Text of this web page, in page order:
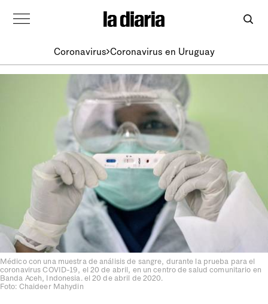
Coronavirus Coronavirus en Uruguay
Médico con una muestra de análisis de sangre, durante la prueba para el
coronavirus COVID-19, el 20 de abril, en un centro de salud comunitario en
Banda Aceh, Indonesia. el 20 de abril de 2020.
Foto: Chaideer Mahydin